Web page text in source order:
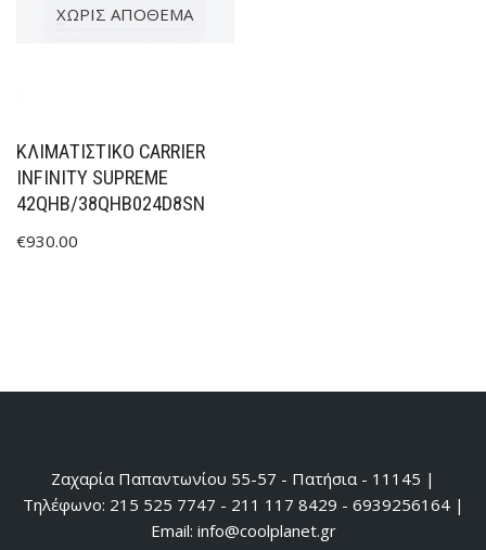
ΧΩΡΊΣ ΑΠΌΘΕΜΑ
ΚΛΙΜΑΤΙΣΤΙΚΟ CARRIER
INFINITY SUPREME
42QHB/38QHB024D8SN
€930.00
Ζαχαρία Παπαντωνίου 55-57 - Πατήσια - 11145 |
Τηλέφωνο: 215 525 7747 - 211 117 8429 - 6939256164 |
Email: info@coolplanet.gr